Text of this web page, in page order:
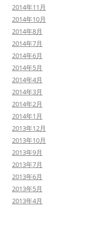
2014年11月
2014年10月
2014年8月
2014年7月
2014年6月
2014年5月
2014年4月
2014年3月
2014年2月
2014年1月
2013年12月
2013年10月
2013年9月
2013年7月
2013年6月
2013年5月
2013年4月